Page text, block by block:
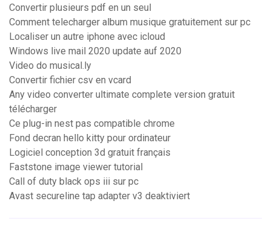
Convertir plusieurs pdf en un seul
Comment telecharger album musique gratuitement sur pc
Localiser un autre iphone avec icloud
Windows live mail 2020 update auf 2020
Video do musical.ly
Convertir fichier csv en vcard
Any video converter ultimate complete version gratuit
télécharger
Ce plug-in nest pas compatible chrome
Fond decran hello kitty pour ordinateur
Logiciel conception 3d gratuit français
Faststone image viewer tutorial
Call of duty black ops iii sur pc
Avast secureline tap adapter v3 deaktiviert